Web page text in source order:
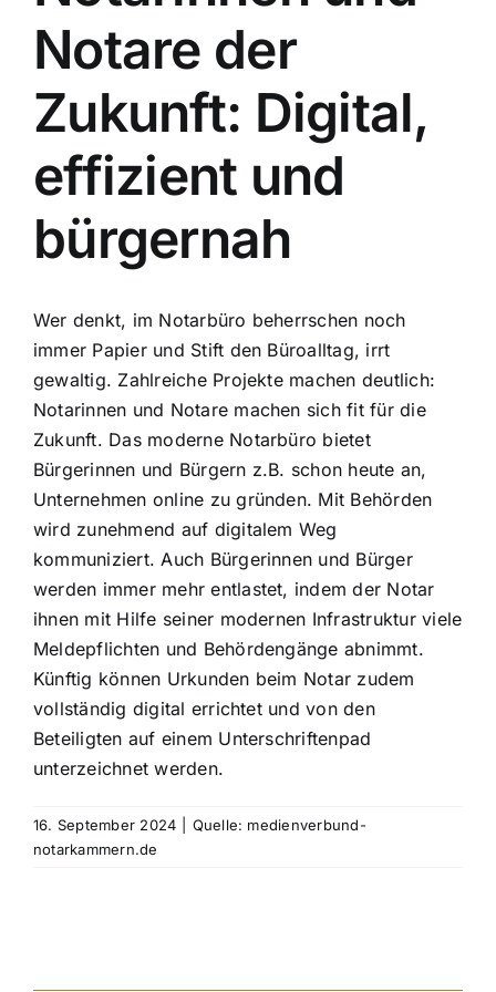
Downloads
Onlineformulare
Kontakt
Notare der
Zukunft: Digital,
effizient und
bürgernah
Wer denkt, im Notarbüro beherrschen noch
immer Papier und Stift den Büroalltag, irrt
gewaltig. Zahlreiche Projekte machen deutlich:
Notarinnen und Notare machen sich fit für die
Zukunft. Das moderne Notarbüro bietet
Bürgerinnen und Bürgern z.B. schon heute an,
Unternehmen online zu gründen. Mit Behörden
wird zunehmend auf digitalem Weg
kommuniziert. Auch Bürgerinnen und Bürger
werden immer mehr entlastet, indem der Notar
ihnen mit Hilfe seiner modernen Infrastruktur viele
Meldepflichten und Behördengänge abnimmt.
Künftig können Urkunden beim Notar zudem
vollständig digital errichtet und von den
Beteiligten auf einem Unterschriftenpad
unterzeichnet werden.
16. September 2024
Quelle: medienverbund-
notarkammern.de